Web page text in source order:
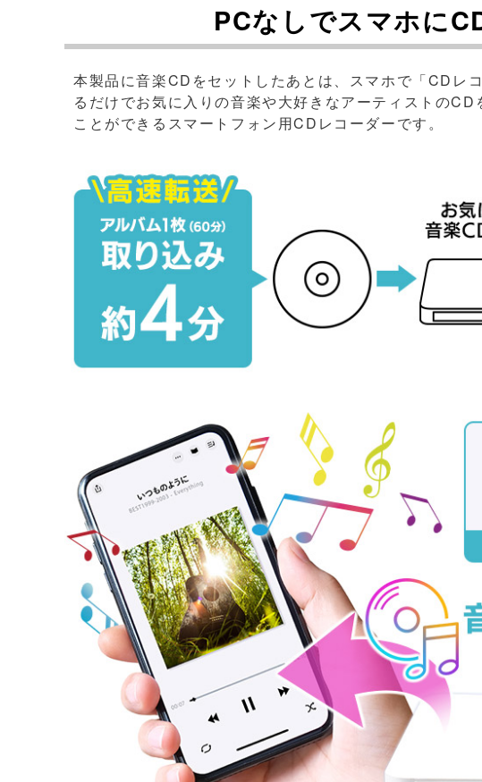
PCなしでスマホに
本製品に音楽CDをセットしたあとは、スマホで「CDレ
るだけでお気に入りの音楽や大好きなアーティストのCD
ことができるスマートフォン用CDレコーダーです。